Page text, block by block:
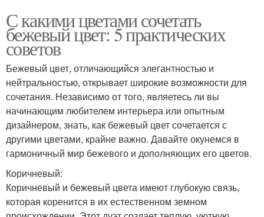
С какими цветами сочетать
бежевый цвет: 5 практических
советов
Бежевый цвет, отличающийся элегантностью и
нейтральностью, открывает широкие возможности для
сочетания. Независимо от того, являетесь ли вы
начинающим любителем интерьера или опытным
дизайнером, знать, как бежевый цвет сочетается с
другими цветами, крайне важно. Давайте окунемся в
гармоничный мир бежевого и дополняющих его цветов.
Коричневый:
Коричневый и бежевый цвета имеют глубокую связь,
которая коренится в их естественном земном